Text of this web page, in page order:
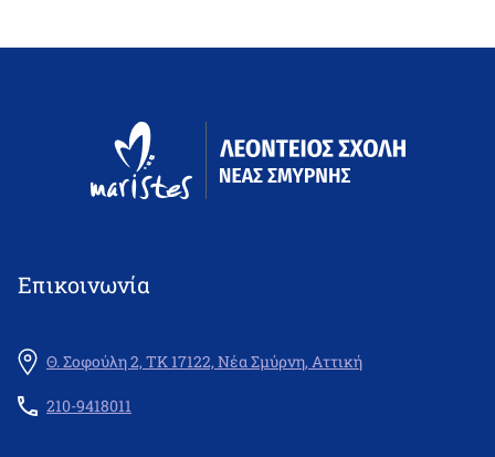
Επικοινωνία
Θ. Σοφούλη 2, ΤΚ 17122, Νέα Σμύρνη, Αττική
210-9418011